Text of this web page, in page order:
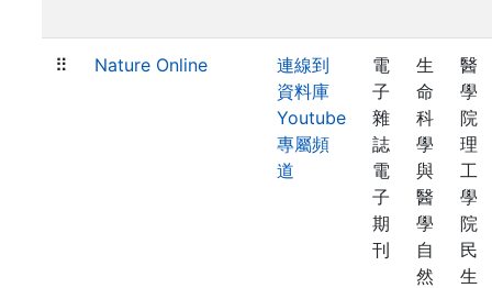
⠿ Nature Online
連線到
資料庫
Youtube
專屬頻
道
電
子
雜
誌
電
子
期
刊
生
命
科
學
與
醫
學
自
然
醫
學
院
理
工
學
院
民
生